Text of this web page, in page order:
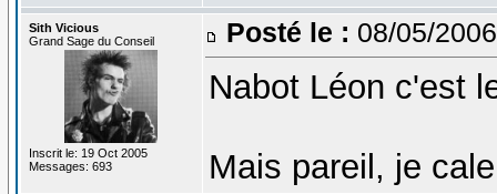
Sith Vicious
Grand Sage du Conseil
Inscrit le: 19 Oct 2005
Messages: 693
Posté le : 08/05/
Nabot Léon c'est
Mais pareil, je